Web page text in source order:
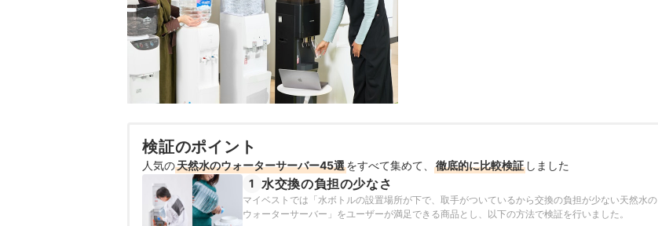
検証のポイント
人気の天然水のウォーターサーバー45選をすべて集めて、 徹底的に比較検証 しました
1 水交換の負担の少なさ
マイベストでは「水ボトルの設置場所が下で、取手がついているから交換の負担が少ない天然水の
ウォーターサーバー」をユーザーが満足できる商品とし、以下の方法で検証を行いました。